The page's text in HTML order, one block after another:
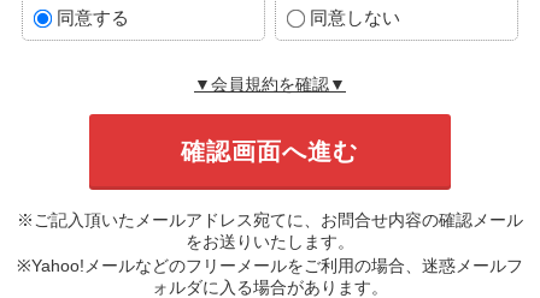
同意する 同意しない
▼会員規約を確認▼
※ご記入頂いたメールアドレス宛てに、お問合せ内容の確認メール
をお送りいたします。
※Yahoo!メールなどのフリーメールをご利用の場合、迷惑メールフ
ォルダに入る場合があります。